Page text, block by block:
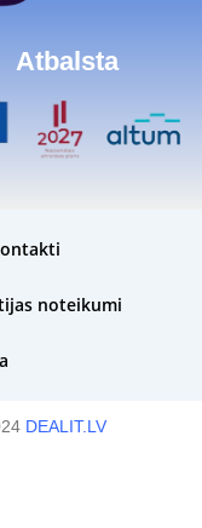
Atbalsta
noteikumi
DEALIT.LV